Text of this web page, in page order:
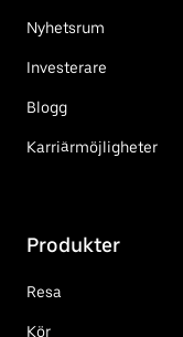
Nyhetsrum
Investerare
Blogg
Karriärmöjligheter
Produkter
Resa
Kör